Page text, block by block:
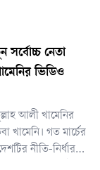
সর্বোচ্চ নেতা
ভিডিও
আলী খামেনির
খামেনি। গত মার্চের
নীতি-নির্ধারণী